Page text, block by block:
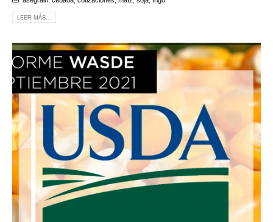
LEER MÁS...